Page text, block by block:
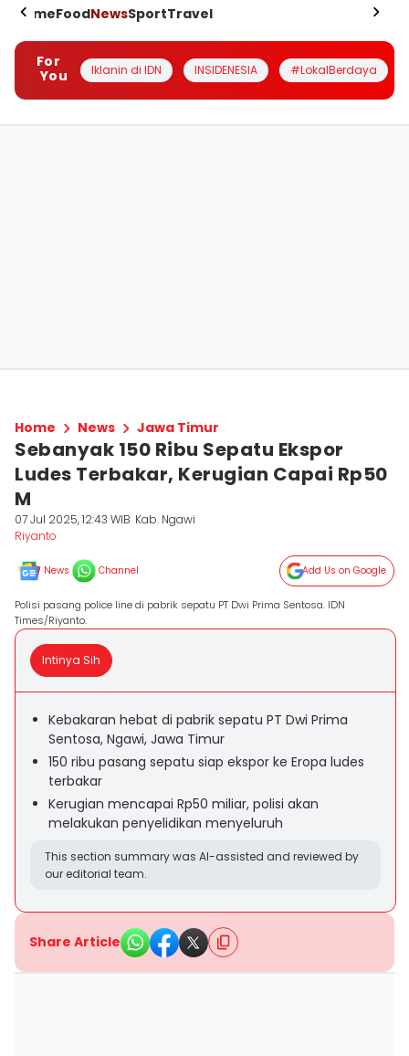
HomeFoodNewsSportTravel
For
You
Iklanin di IDN INSIDENESIA #LokalBerdaya
Home News Jawa Timur
Sebanyak 150 Ribu Sepatu Ekspor
Ludes Terbakar, Kerugian Capai Rp50
M
07 Jul 2025, 12:43 WIB Kab. Ngawi
Riyanto
News Channel Add Us on Google
Polisi pasang police line di pabrik sepatu PT Dwi Prima Sentosa. IDN
Times/Riyanto.
Intinya Sih
Kebakaran hebat di pabrik sepatu PT Dwi Prima
Sentosa, Ngawi, Jawa Timur
150 ribu pasang sepatu siap ekspor ke Eropa ludes
terbakar
Kerugian mencapai Rp50 miliar, polisi akan
melakukan penyelidikan menyeluruh
This section summary was AI-assisted and reviewed by
our editorial team.
Share Article